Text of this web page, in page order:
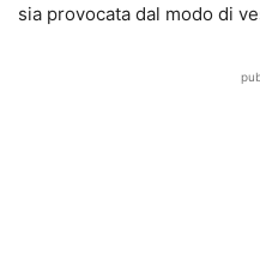
sia provocata dal modo di